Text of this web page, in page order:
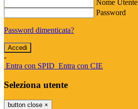
Nome Utente
Password
Password dimenticata?
-
Entra con SPID Entra con CIE
Seleziona utente
button close ×